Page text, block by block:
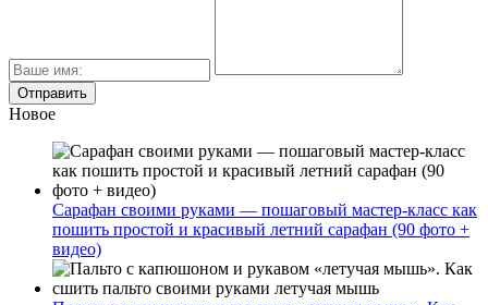
Новое
Сарафан своими руками — пошаговый мастер-класс как
пошить простой и красивый летний сарафан (90 фото +
видео)